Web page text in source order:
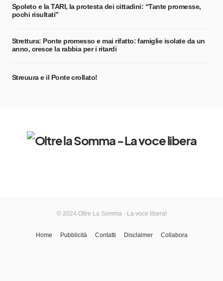
Spoleto e la TARI, la protesta dei cittadini: “Tante promesse,
pochi risultati”
Strettura: Ponte promesso e mai rifatto: famiglie isolate da un
anno, cresce la rabbia per i ritardi
Streuura e il Ponte crollato!
© 2024 Oltre La Somma - La voce libera!
Home Pubblicità Contatti Disclaimer Collabora